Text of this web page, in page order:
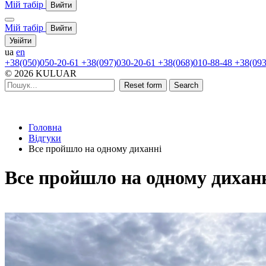
Мій табір
Вийти
Мій табір
Вийти
Увійти
ua en
+38(050)050-20-61 +38(097)030-20-61 +38(068)010-88-48
© 2026 KULUAR
Reset form Search
Головна
Відгуки
Все пройшло на одному диханні
Все пройшло на одному